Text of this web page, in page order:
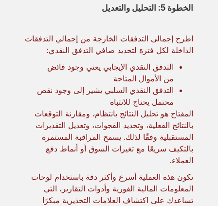
الخطوة 5: التحليل والتعديل
اطرح إجمالي التدفقات الخارجة من إجمالي التدفقات
الداخلة لكل فترة لتحديد صافي التدفق النقدي:
التدفق النقدي الإيجابي يعني وجود فائض
من الأموال المتاحة
التدفق النقدي السلبي يشير إلى وجود نقص
محتمل يحتاج للانتباه
المفتاح هو تحليل النتائج بانتظام، ومقارنة التوقعات
بالنتائج الفعلية، وتحديد الفجوات، وتعديل التقديرات
المستقبلية وفقًا لذلك. يسمح المراقبة المستمرة
بالتكيف سريعًا مع تغيرات السوق أو أنماط دفع
العملاء.
تكون هذه العملية أسرع وأكثر دقة باستخدام لوحات
المعلومات المالية الفورية وأدوات التقارير، التي
تساعدك على اكتشاف العلامات التحذيرية مبكرًا